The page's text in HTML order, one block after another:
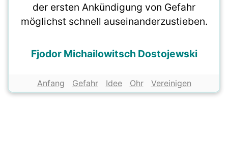
der ersten Ankündigung von Gefahr
möglichst schnell auseinanderzustieben.
Fjodor Michailowitsch Dostojewski
Anfang Gefahr Idee Ohr Vereinigen